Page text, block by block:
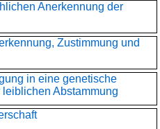
Anerkennung der
Zustimmung und
in eine genetische
Abstammung